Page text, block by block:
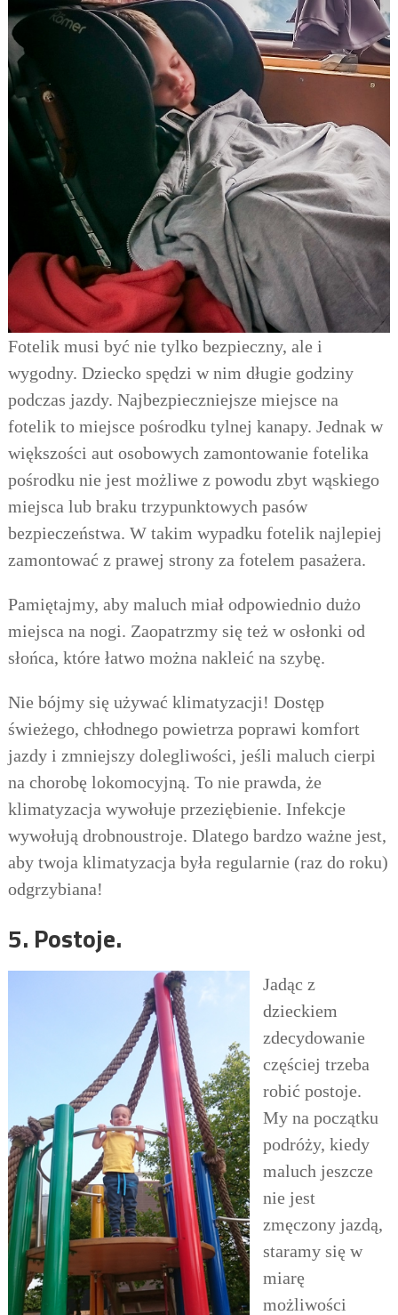
Fotelik musi być nie tylko bezpieczny, ale i
wygodny. Dziecko spędzi w nim długie godziny
podczas jazdy. Najbezpieczniejsze miejsce na
fotelik to miejsce pośrodku tylnej kanapy. Jednak w
większości aut osobowych zamontowanie fotelika
pośrodku nie jest możliwe z powodu zbyt wąskiego
miejsca lub braku trzypunktowych pasów
bezpieczeństwa. W takim wypadku fotelik najlepiej
zamontować z prawej strony za fotelem pasażera.
Pamiętajmy, aby maluch miał odpowiednio dużo
miejsca na nogi. Zaopatrzmy się też w osłonki od
słońca, które łatwo można nakleić na szybę.
Nie bójmy się używać klimatyzacji! Dostęp
świeżego, chłodnego powietrza poprawi komfort
jazdy i zmniejszy dolegliwości, jeśli maluch cierpi
na chorobę lokomocyjną. To nie prawda, że
klimatyzacja wywołuje przeziębienie. Infekcje
wywołują drobnoustroje. Dlatego bardzo ważne jest,
aby twoja klimatyzacja była regularnie (raz do roku)
odgrzybiana!
5. Postoje.
Jadąc z
dzieckiem
zdecydowanie
częściej trzeba
robić postoje.
My na początku
podróży, kiedy
maluch jeszcze
nie jest
zmęczony jazdą,
staramy się w
miarę
możliwości